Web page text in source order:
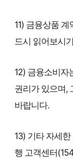
11) 금융상품
드시 읽어보시
12) 금융소비자
권리가 있으며,
바랍니다.
13) 기타 자세
행 고객센터